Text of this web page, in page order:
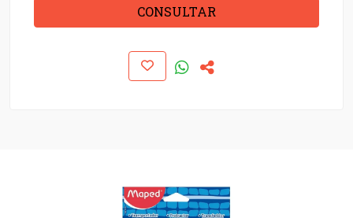
CONSULTAR